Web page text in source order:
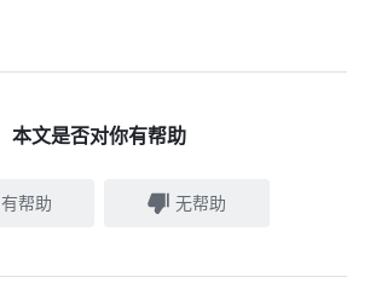
本文是否对你有帮助
有帮助 无帮助